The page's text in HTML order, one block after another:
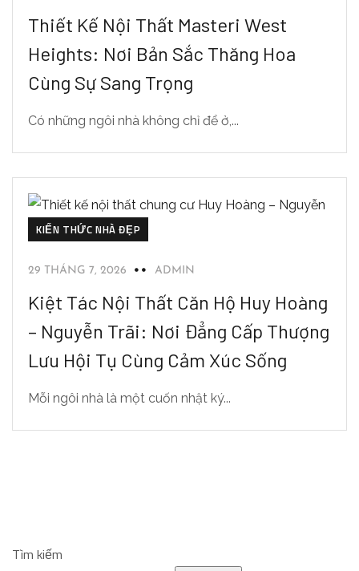
Thiết Kế Nội Thất Masteri West
Heights: Nơi Bản Sắc Thăng Hoa
Cùng Sự Sang Trọng
Có những ngôi nhà không chỉ để ở,...
KIẾN THỨC NHÀ ĐẸP
29 THÁNG 7, 2026 ADMIN
Kiệt Tác Nội Thất Căn Hộ Huy Hoàng
– Nguyễn Trãi: Nơi Đẳng Cấp Thượng
Lưu Hội Tụ Cùng Cảm Xúc Sống
Mỗi ngôi nhà là một cuốn nhật ký...
Tìm kiếm